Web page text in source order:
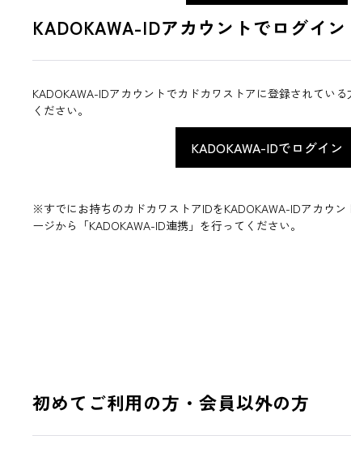
KADOKAWA-IDアカウントでログイン
KADOKAWA-IDアカウントでカドカワストアに登録されてい
ください。
※すでにお持ちのカドカワストアIDをKADOKAWA-IDアカウ
ージから「KADOKAWA-ID連携」を行ってください。
初めてご利用の方・会員以外の方